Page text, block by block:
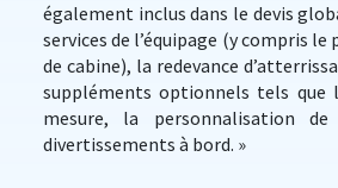
également inclus dans le devis
services de l’équipage (y compris
de cabine), la redevance
suppléments optionnels tels que
mesure, la personnalisation
divertissements à bord. »